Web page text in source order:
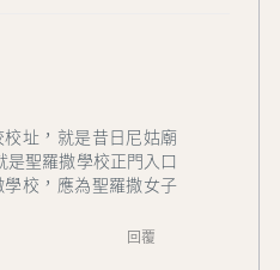
址，就是昔日尼姑廟
聖羅撒學校正門入口
校，應為聖羅撒女子
回覆